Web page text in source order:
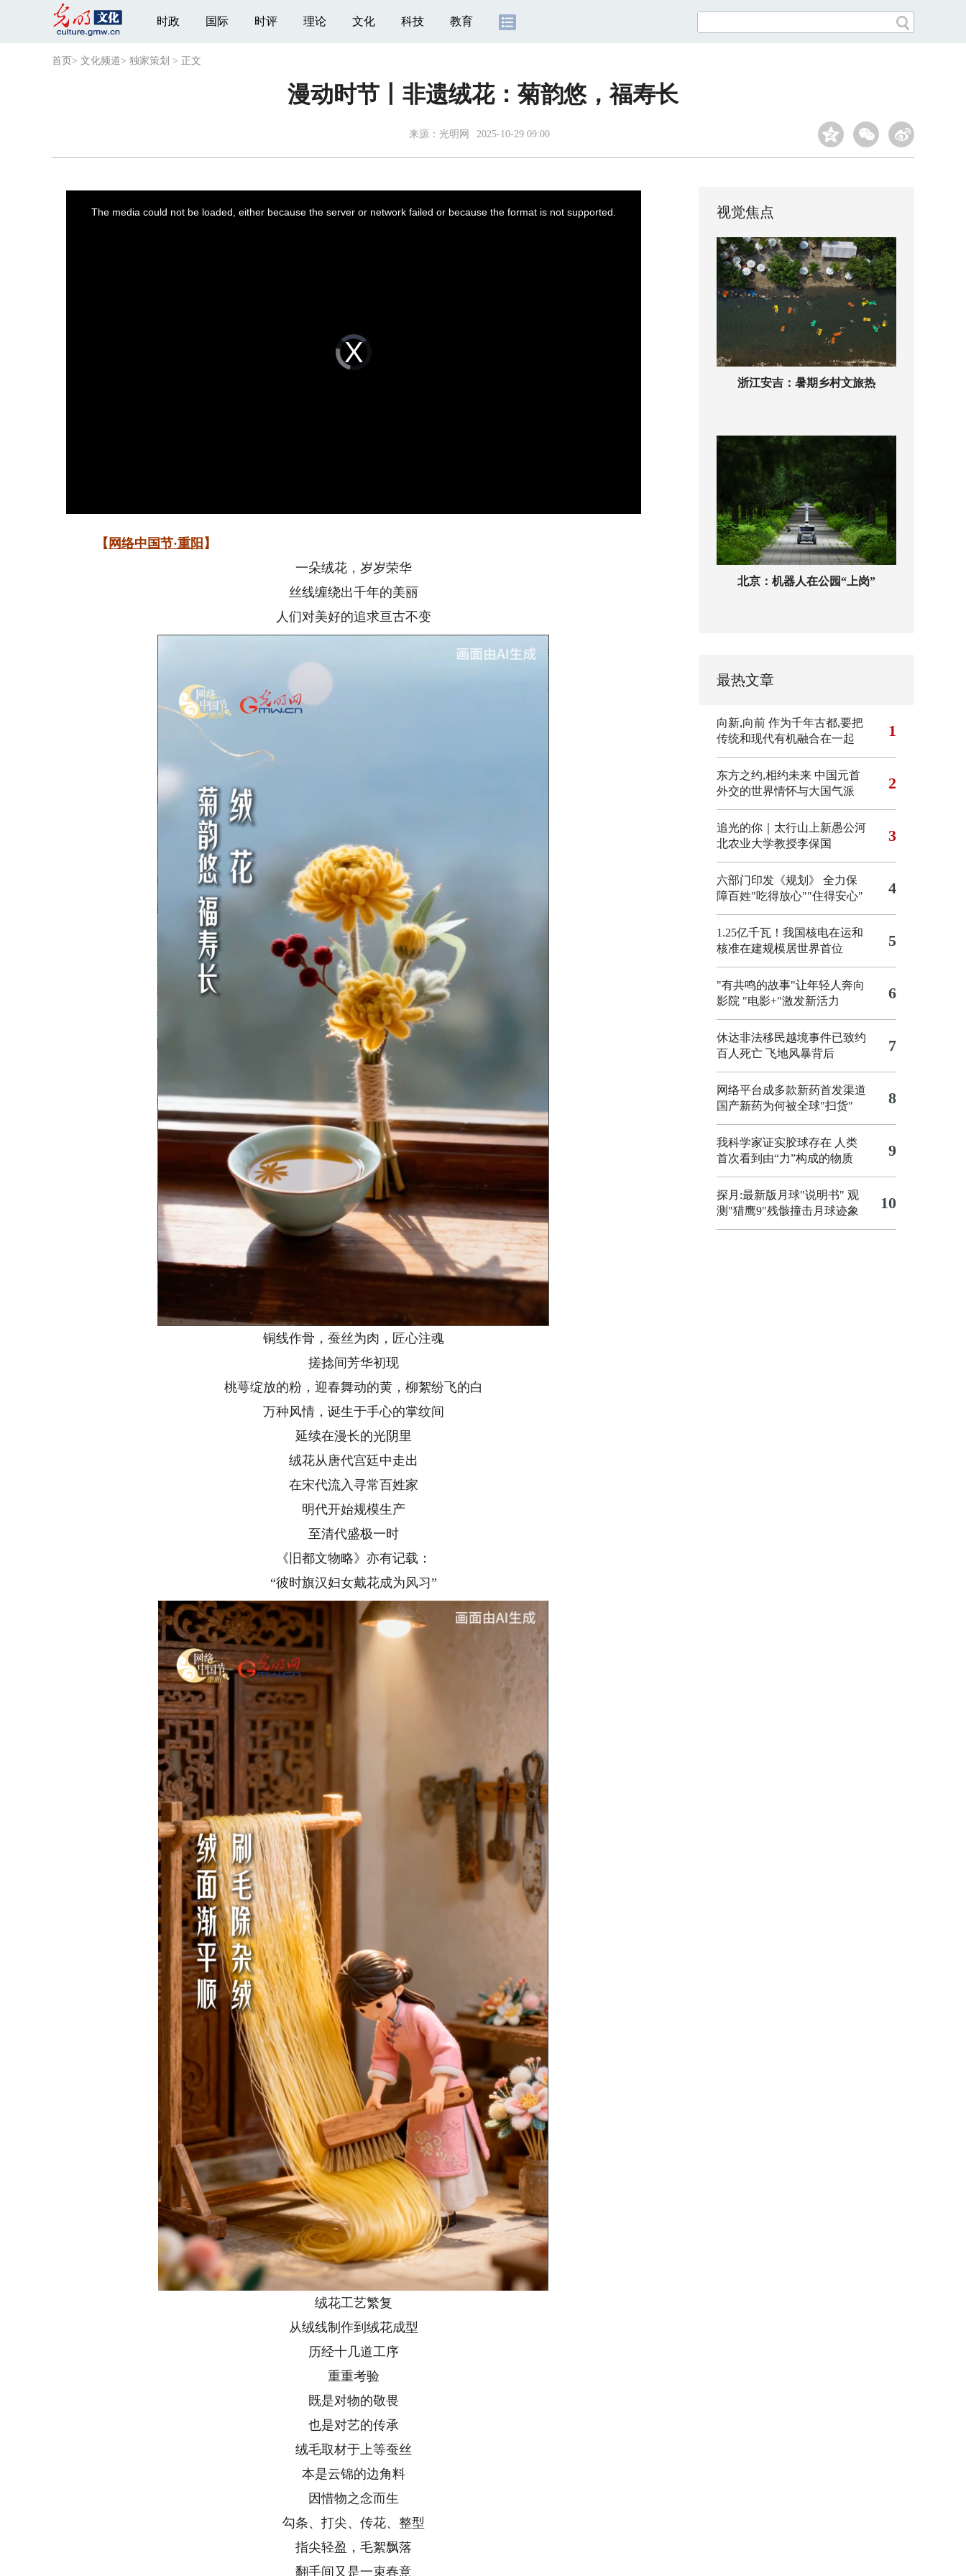
时政 国际 时评 理论 文化 科技 教育
首页 > 文化频道> 独家策划 > 正文
漫动时节丨非遗绒花：菊韵悠，福寿长
来源： 光明网 2025-10-29 09:00
Video
Player
is
loading.
The media could not be loaded, either because the server or network failed or because the format is not supported.
【 网络中国节·重阳 】
一朵绒花，岁岁荣华
丝线缠绕出千年的美丽
人们对美好的追求亘古不变
铜线作骨，蚕丝为肉，匠心注魂
搓捻间芳华初现
桃萼绽放的粉，迎春舞动的黄，柳絮纷飞的白
万种风情，诞生于手心的掌纹间
延续在漫长的光阴里
绒花从唐代宫廷中走出
在宋代流入寻常百姓家
明代开始规模生产
至清代盛极一时
《旧都文物略》亦有记载：
“彼时旗汉妇女戴花成为风习”
绒花工艺繁复
从绒线制作到绒花成型
历经十几道工序
重重考验
既是对物的敬畏
也是对艺的传承
绒毛取材于上等蚕丝
本是云锦的边角料
因惜物之念而生
勾条、打尖、传花、整型
指尖轻盈，毛絮飘落
翻手间又是一束春意
视觉焦点
浙江安吉：暑期乡村文旅热
北京：机器人在公园“上岗”
最热文章
向新,向前 作为千年古都,要把
传统和现代有机融合在一起
1
东方之约,相约未来 中国元首
外交的世界情怀与大国气派
2
追光的你｜太行山上新愚公河
北农业大学教授李保国
3
六部门印发《规划》 全力保
障百姓"吃得放心""住得安心"
4
1.25亿千瓦！我国核电在运和
核准在建规模居世界首位
5
"有共鸣的故事"让年轻人奔向
影院 "电影+"激发新活力 6
休达非法移民越境事件已致约
百人死亡 飞地风暴背后 7
网络平台成多款新药首发渠道
国产新药为何被全球"扫货"
8
我科学家证实胶球存在 人类
首次看到由“力”构成的物质
9
探月:最新版月球"说明书" 观
测"猎鹰9"残骸撞击月球迹象
10